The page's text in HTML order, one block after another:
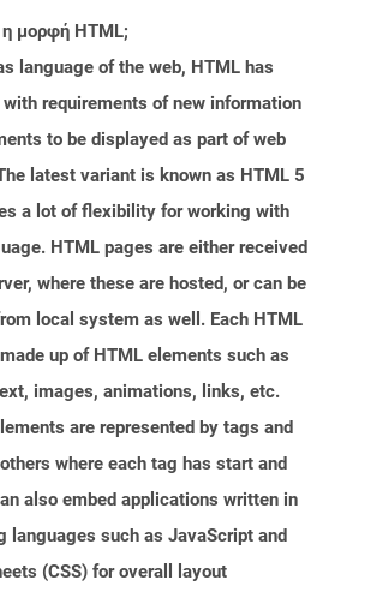
η μορφή HTML;
language of the web, HTML has
requirements of new information
to be displayed as part of web
latest variant is known as HTML 5
a lot of flexibility for working with
HTML pages are either received
where these are hosted, or can be
local system as well. Each HTML
up of HTML elements such as
images, animations, links, etc.
are represented by tags and
where each tag has start and
also embed applications written in
languages such as JavaScript and
(CSS) for overall layout